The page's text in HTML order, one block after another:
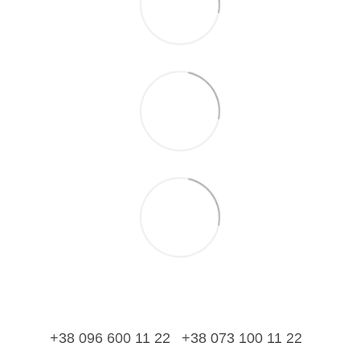
+38 096 600 11 22 +38 073 100 11 22